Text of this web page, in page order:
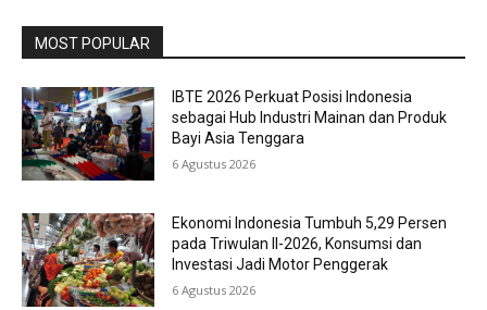
MOST POPULAR
IBTE 2026 Perkuat Posisi Indonesia
sebagai Hub Industri Mainan dan Produk
Bayi Asia Tenggara
6 Agustus 2026
Ekonomi Indonesia Tumbuh 5,29 Persen
pada Triwulan II-2026, Konsumsi dan
Investasi Jadi Motor Penggerak
6 Agustus 2026